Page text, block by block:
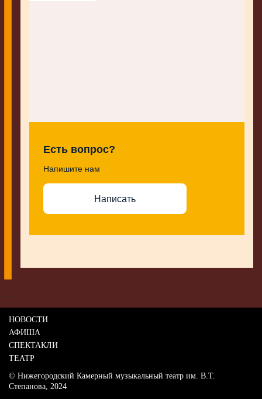
Есть вопрос?
Напишите нам
Написать
-->
НОВОСТИ
АФИША
СПЕКТАКЛИ
ТЕАТР
© Нижегородский Камерный музыкальный театр им. В.Т.
Степанова, 2024